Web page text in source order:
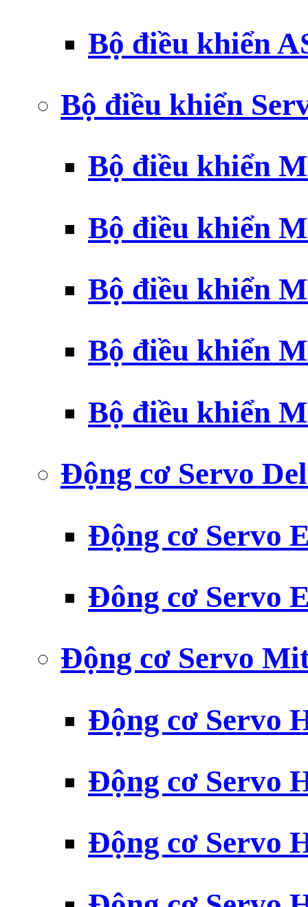
Bộ điều khiển
Bộ điều khiển
Bộ điều khiển
Bộ điều khiển
Bộ điều khiển
Bộ điều khiển
Bộ điều khiển
Động cơ Servo
Động cơ Servo
Đông cơ Servo
Động cơ Servo
Động cơ Servo
Động cơ Servo
Động cơ Servo